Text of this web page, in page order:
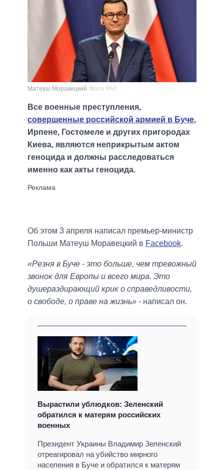
Матеуш Моравецкий Фото PAP
Все военные преступления,
совершенные российской армией в Буче,
Ирпене, Гостомеле и других пригородах
Киева, являются неприкрытым актом
геноцида и должны расследоваться
именно как акты геноцида.
Об этом 3 апреля написал премьер-министр
Польши Матеуш Моравецкий в Facebook.
«Резня в Буче - это больше, чем тревожный
звонок для Европы и всего мира. Это
душераздирающий крик о справедливости,
о свободе, о праве на жизнь» - написал он.
Вырастили ублюдков: Зеленский
обратился к матерям российских
военных
Президент Украины Владимир Зеленский
отреагировал на убийство мирного
населения в Буче и обратился к матерям